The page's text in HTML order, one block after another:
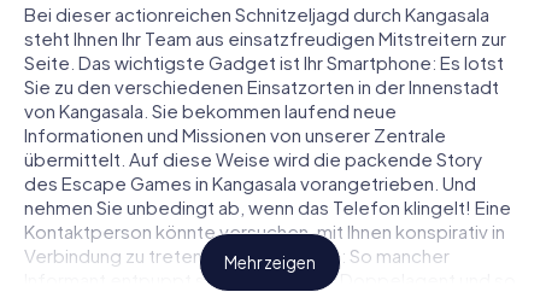
Bei dieser actionreichen Schnitzeljagd durch Kangasala
steht Ihnen Ihr Team aus einsatzfreudigen Mitstreitern zur
Seite. Das wichtigste Gadget ist Ihr Smartphone: Es lotst
Sie zu den verschiedenen Einsatzorten in der Innenstadt
von Kangasala. Sie bekommen laufend neue
Informationen und Missionen von unserer Zentrale
übermittelt. Auf diese Weise wird die packende Story
des Escape Games in Kangasala vorangetrieben. Und
nehmen Sie unbedingt ab, wenn das Telefon klingelt! Eine
Kontaktperson könnte versuchen, mit Ihnen konspirativ in
Verbindung zu treten … Doch Vorsicht: So mancher
Informant entpuppt sich als dubioser Doppelagent und so
Mehr zeigen